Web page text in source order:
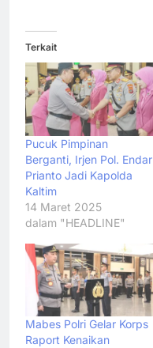
Terkait
Pucuk Pimpinan
Berganti, Irjen Pol. Endar
Prianto Jadi Kapolda
Kaltim
14 Maret 2025
dalam "HEADLINE"
Mabes Polri Gelar Korps
Raport Kenaikan